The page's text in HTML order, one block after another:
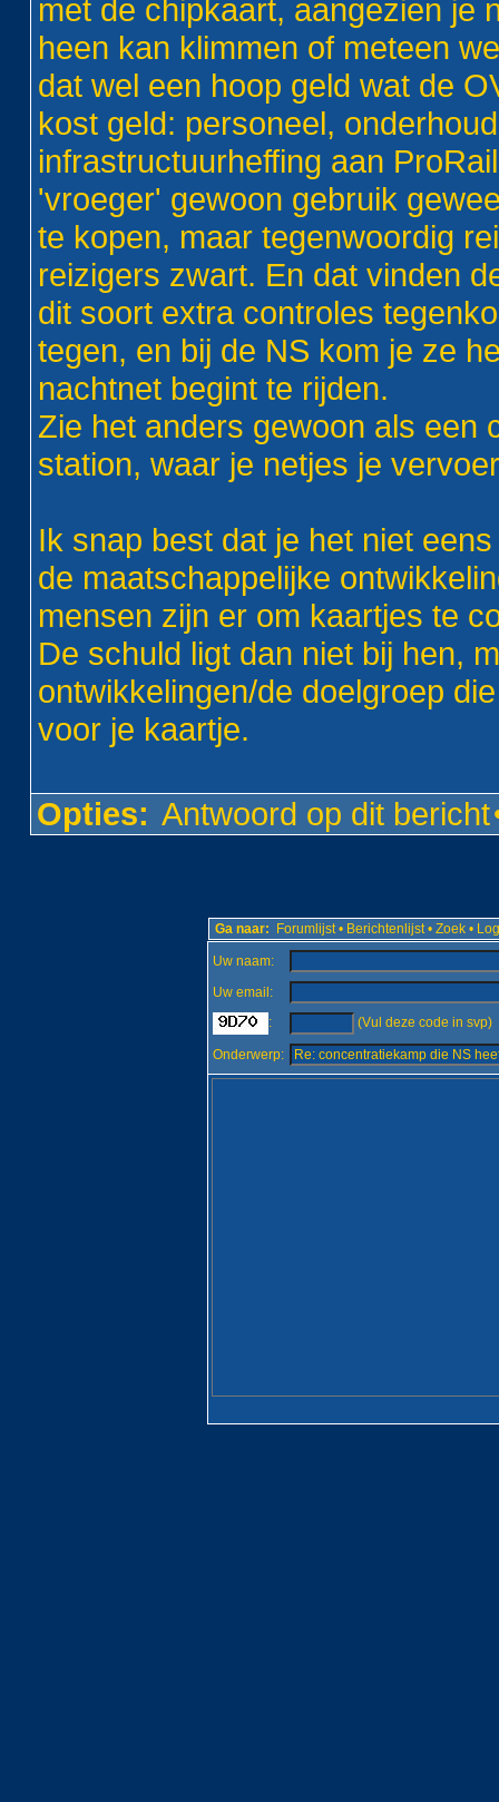
met de chipkaart, aangezien je
heen kan klimmen of meteen
dat wel een hoop geld wat de
kost geld: personeel,
infrastructuurheffing aan
'vroeger' gewoon gebruik
te kopen, maar tegenwoordig
reizigers zwart. En dat vinden
dit soort extra controles
tegen, en bij de NS kom je ze
nachtnet begint te rijden.
Zie het anders gewoon als een
station, waar je netjes je
Ik snap best dat je het niet
de maatschappelijke
mensen zijn er om kaartjes te
De schuld ligt dan niet bij hen,
ontwikkelingen/de doelgroep
voor je kaartje.
Opties: Antwoord op dit bericht
Ga naar: Forumlijst • Berichtenlijst • Zoek •
Uw naam:
Uw email:
:
(Vul deze code in svp)
Onderwerp: